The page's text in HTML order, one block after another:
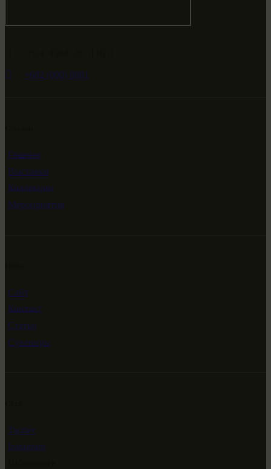
+682 (000) 0001
Главная
Выставки
Коллекции
Мероприятия
Сайт
Контакт
Статьи
Сувениры
Twitter
Instagram